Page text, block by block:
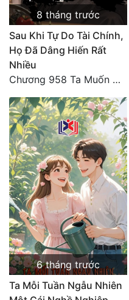
8 tháng trước
Sau Khi Tự Do Tài Chính,
Họ Đã Dâng Hiến Rất
Nhiều
Chương 958 Ta Muốn Cùng Các Cô Vĩnh Viễn Ở Bên Nhau (2) Hết
6 tháng trước
Ta Mỗi Tuần Ngẫu Nhiên